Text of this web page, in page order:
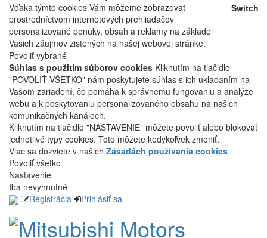
Vďaka týmto cookies Vám môžeme zobrazovať
prostredníctvom internetových prehliadačov
personalizované ponuky, obsah a reklamy na základe
Vašich záujmov zistených na našej webovej stránke.
Switch
Povoliť vybrané
Súhlas s použitím súborov cookies Kliknutím na tlačidlo
"POVOLIŤ VŠETKO" nám poskytujete súhlas s ich ukladaním na
Vašom zariadení, čo pomáha k správnemu fungovaniu a analýze
webu a k poskytovaniu personalizovaného obsahu na našich
komunikačných kanáloch.
Kliknutím na tlačidlo "NASTAVENIE" môžete povoliť alebo blokovať
jednotlivé typy cookies. Toto môžete kedykoľvek zmeniť.
Viac sa dozviete v našich Zásadách používania cookies.
Povoliť všetko
Nastavenie
Iba nevyhnutné
Registrácia
Prihlásiť sa